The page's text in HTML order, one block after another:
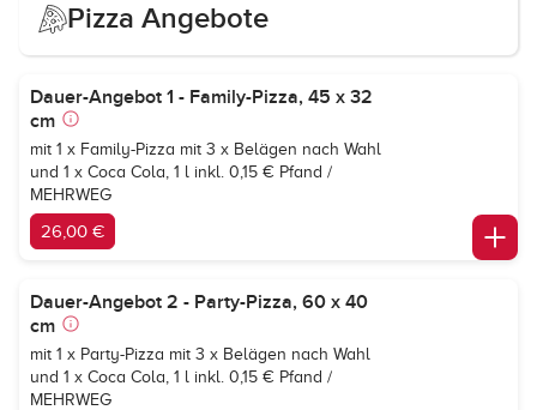
Pizza Angebote
Dauer-Angebot 1 - Family-Pizza, 45 x 32
cm
mit 1 x Family-Pizza mit 3 x Belägen nach Wahl
und 1 x Coca Cola, 1 l inkl. 0,15 € Pfand /
MEHRWEG
26,00 €
Dauer-Angebot 2 - Party-Pizza, 60 x 40
cm
mit 1 x Party-Pizza mit 3 x Belägen nach Wahl
und 1 x Coca Cola, 1 l inkl. 0,15 € Pfand /
MEHRWEG